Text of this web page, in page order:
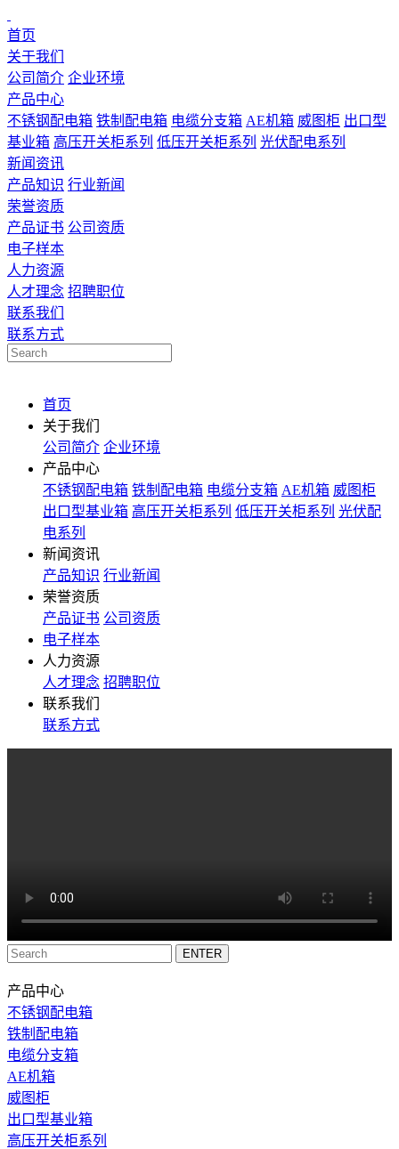
首页
关于我们
公司简介 企业环境
产品中心
不锈钢配电箱 铁制配电箱 电缆分支箱 AE机箱 威图柜 出口型
基业箱 高压开关柜系列 低压开关柜系列 光伏配电系列
新闻资讯
产品知识 行业新闻
荣誉资质
产品证书 公司资质
电子样本
人力资源
人才理念 招聘职位
联系我们
联系方式
首页
关于我们
公司简介 企业环境
产品中心
不锈钢配电箱 铁制配电箱 电缆分支箱 AE机箱 威图柜
出口型基业箱 高压开关柜系列 低压开关柜系列 光伏配
电系列
新闻资讯
产品知识 行业新闻
荣誉资质
产品证书 公司资质
电子样本
人力资源
人才理念 招聘职位
联系我们
联系方式
产品中心
不锈钢配电箱
铁制配电箱
电缆分支箱
AE机箱
威图柜
出口型基业箱
高压开关柜系列